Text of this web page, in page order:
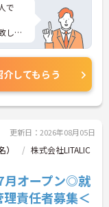
で
しま
介してもらう
更新日：2026年08月05日
）
株式会社LITALIC
月オープン◎就
責任者募集＜